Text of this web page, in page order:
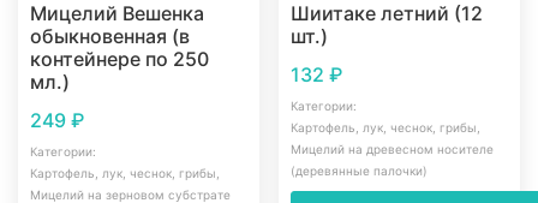
Мицелий Вешенка
обыкновенная (в
контейнере по 250
мл.)
249 ₽
Категории:
Картофель, лук, чеснок, грибы
Мицелий на зерновом субстрате
Шиитаке летний (12
шт.)
132₽
Категории:
Картофель, лук, чеснок, грибы
Мицелий на древесном носителе
(деревянные палочки)